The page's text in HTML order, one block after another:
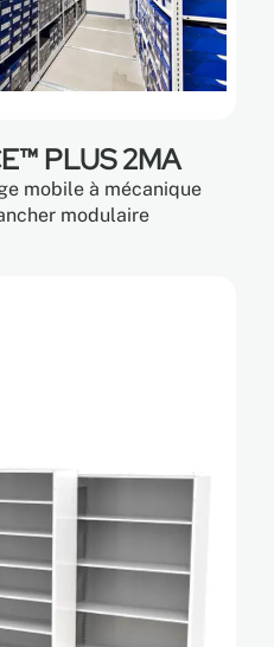
PLUS 2MA
mobile à mécanique
modulaire